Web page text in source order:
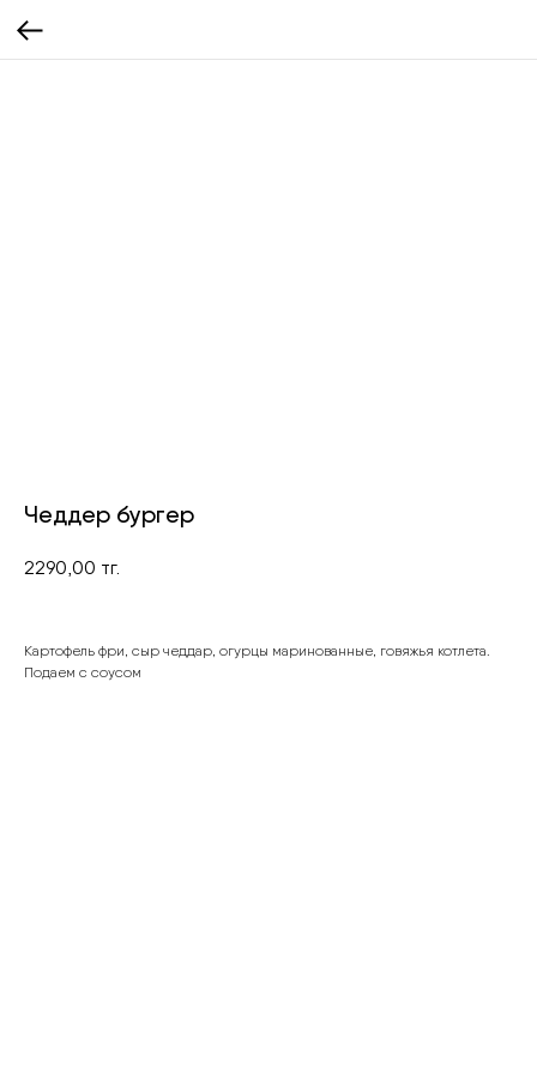
Чеддер бургер
2290,00 тг.
Картофель фри, сыр чеддар, огурцы маринованные, говяжья котлета.
Подаем с соусом